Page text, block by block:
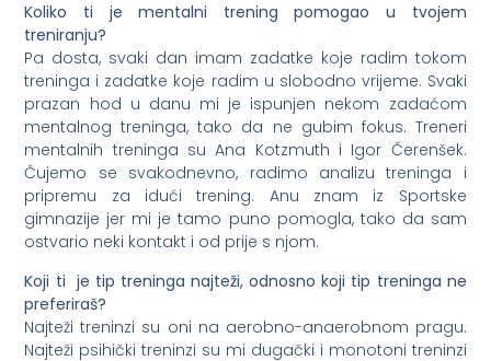
Koliko ti je mentalni trening pomogao u tvojem
treniranju?
Pa dosta, svaki dan imam zadatke koje radim tokom
treninga i zadatke koje radim u slobodno vrijeme. Svaki
prazan hod u danu mi je ispunjen nekom zadaćom
mentalnog treninga, tako da ne gubim fokus. Treneri
mentalnih treninga su Ana Kotzmuth i Igor Čerenšek.
Čujemo se svakodnevno, radimo analizu treninga i
pripremu za idući trening. Anu znam iz Sportske
gimnazije jer mi je tamo puno pomogla, tako da sam
ostvario neki kontakt i od prije s njom.
Koji ti je tip treninga najteži, odnosno koji tip treninga ne
preferiraš?
Najteži treninzi su oni na aerobno-anaerobnom pragu.
Najteži psihički treninzi su mi dugački i monotoni treninzi